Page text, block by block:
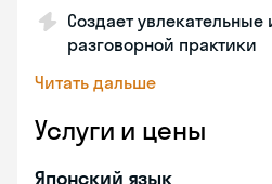
Создает увлекательные
разговорной практики
Читать дальше
Услуги и цены
Японский язык